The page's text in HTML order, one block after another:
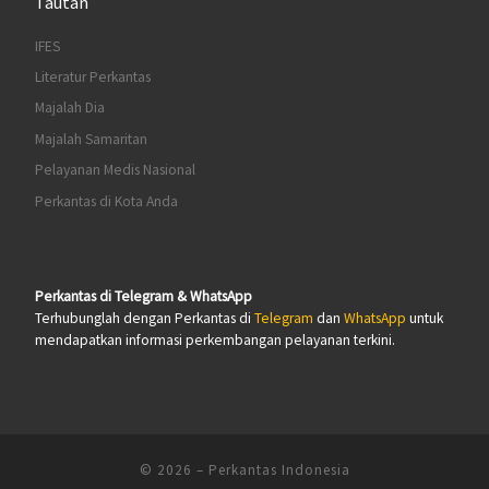
IFES
Literatur Perkantas
Majalah Dia
Majalah Samaritan
Pelayanan Medis Nasional
Perkantas di Kota Anda
Perkantas di Telegram & WhatsApp
Terhubunglah dengan Perkantas di Telegram dan WhatsApp untuk
mendapatkan informasi perkembangan pelayanan terkini.
© 2026 – Perkantas Indonesia